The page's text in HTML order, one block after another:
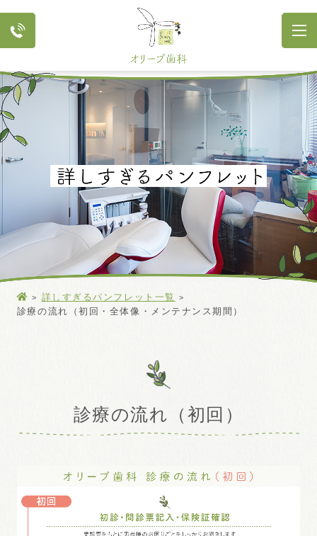
詳しすぎるパンフレット一覧
診療の流れ（初回・全体像・メンテナンス期間）
診療の流れ（初回）